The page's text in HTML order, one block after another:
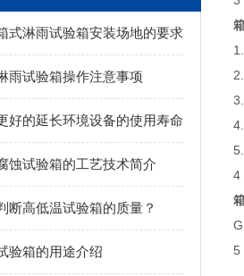
式淋雨试验箱安装场地的要求
雨试验箱操作注意事项
好的延长环境设备的使用寿命
蚀试验箱的工艺技术简介
断高低温试验箱的质量？
验箱的用途介绍
4
5